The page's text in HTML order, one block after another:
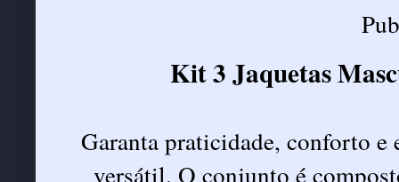
Kit 3 Jaquetas
Garanta praticidade, conforto
versátil. O conjunto é